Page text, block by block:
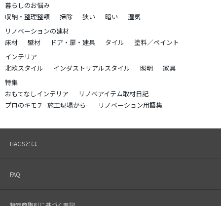
暮らしのお悩み
収納・整理整頓
掃除 狭い 暗い
湿気
リノベーションの建材
床材
壁材 ドア・扉・建具 タイル
塗料／ペイント
インテリア
北欧スタイル
インダストリアルスタイル 照明
家具
特集
おもてなしインテリア
リノベアイテム取材日記
プロのキモチ -施工現場から-
リノベーション用語集
HAGSとは
FAQ